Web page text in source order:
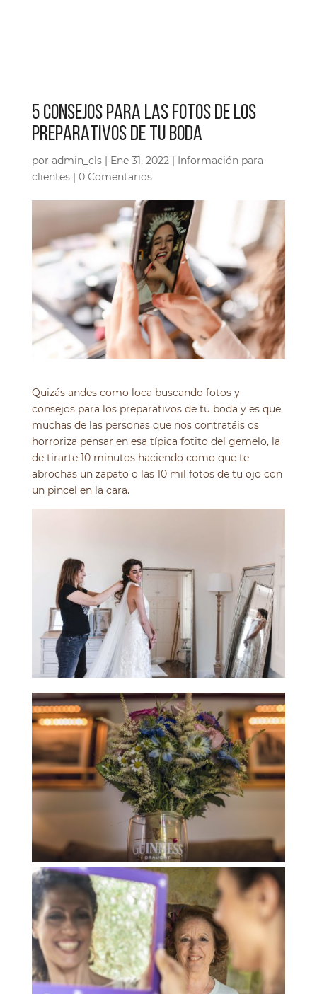
5 CONSEJOS PARA LAS FOTOS DE LOS
PREPARATIVOS DE TU BODA
por admin_cls| Ene 31, 2022| Información para
clientes| 0 Comentarios
Quizás andes como loca buscando fotos y
consejos para los preparativos de tu boda y es que
muchas de las personas que nos contratáis os
horroriza pensar en esa típica fotito del gemelo, la
de tirarte 10 minutos haciendo como que te
abrochas un zapato o las 10 mil fotos de tu ojo con
un pincel en la cara.